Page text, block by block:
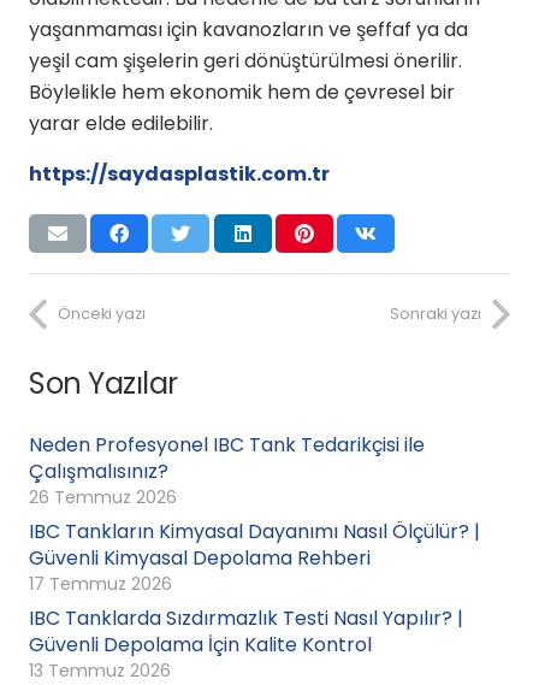
yaşanmaması için kavanozların ve şeffaf ya da
yeşil cam şişelerin geri dönüştürülmesi önerilir.
Böylelikle hem ekonomik hem de çevresel bir
yarar elde edilebilir.
https://saydasplastik.com.tr
Önceki yazı Sonraki yazı
Son Yazılar
Neden Profesyonel IBC Tank Tedarikçisi ile
Çalışmalısınız?
26 Temmuz 2026
IBC Tankların Kimyasal Dayanımı Nasıl Ölçülür? |
Güvenli Kimyasal Depolama Rehberi
17 Temmuz 2026
IBC Tanklarda Sızdırmazlık Testi Nasıl Yapılır? |
Güvenli Depolama İçin Kalite Kontrol
13 Temmuz 2026